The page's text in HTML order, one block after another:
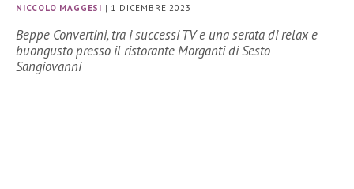
NICCOLO MAGGESI | 1 DICEMBRE 2023
Beppe Convertini, tra i successi TV e una serata di relax e
buongusto presso il ristorante Morganti di Sesto
Sangiovanni